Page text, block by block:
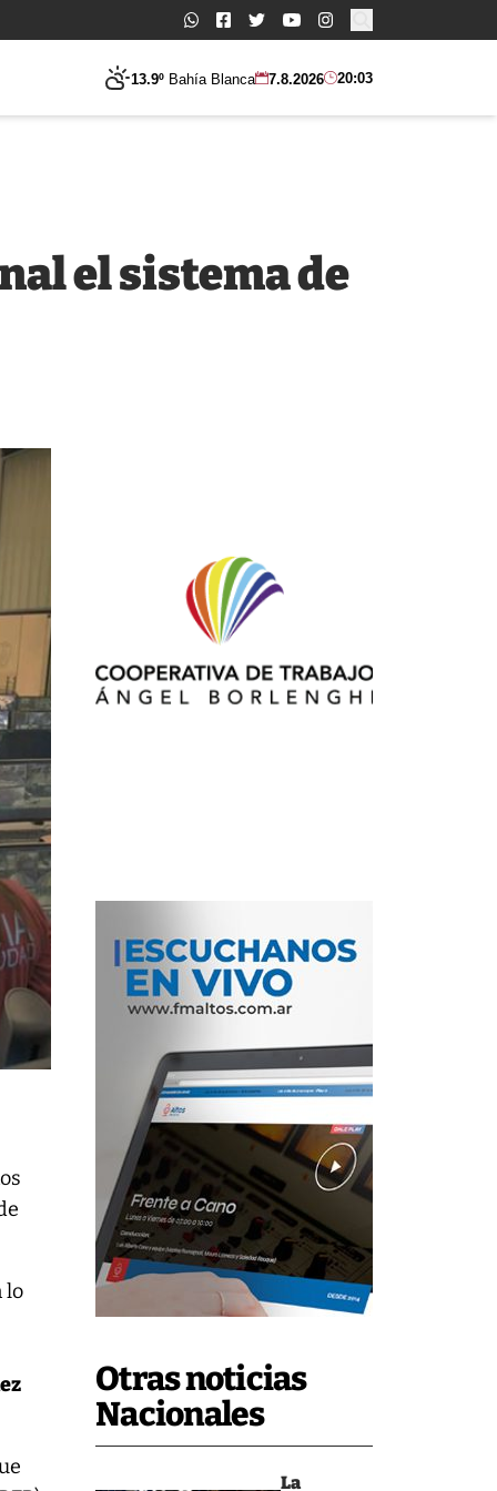
Buscar:
13.9º Bahía Blanca 7.8.2026 20:03
Otras noticias
Nacionales
La
el sistema de
lo